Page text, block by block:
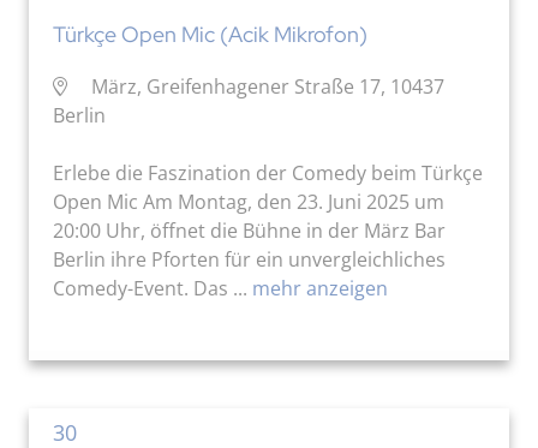
Türkçe Open Mic (Acik Mikrofon)
März, Greifenhagener Straße 17, 10437
Berlin
Erlebe die Faszination der Comedy beim Türkçe
Open Mic Am Montag, den 23. Juni 2025 um
20:00 Uhr, öffnet die Bühne in der März Bar
Berlin ihre Pforten für ein unvergleichliches
Comedy-Event. Das ... mehr anzeigen
30